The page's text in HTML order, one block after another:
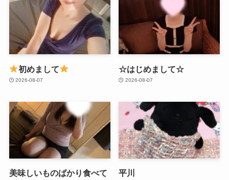
初めまして
2026-08-07
☆はじめまして☆
2026-08-07
美味しいものばかり食べて
平川